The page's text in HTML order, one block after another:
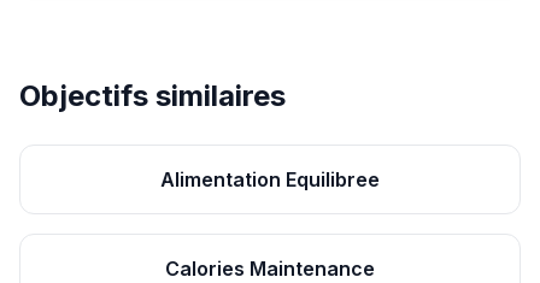
Objectifs similaires
Alimentation Equilibree
Calories Maintenance